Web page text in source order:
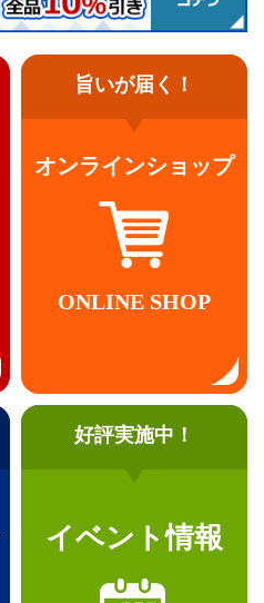
旨いが届く！
オンラインショップ
ONLINE SHOP
好評実施中！
イベント情報